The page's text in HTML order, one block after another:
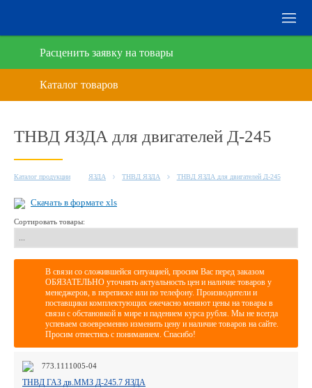
Расценить заявку на товары
ТНВД ЯЗДА для двигателей Д-245
Каталог продукции ЯЗДА ТНВД ЯЗДА ТНВД ЯЗДА для двигателей Д-245
Скачать в формате xls
Сортировать товары:
В связи со сложившейся ситуацией, просим Вас перед заказом
ОБЯЗАТЕЛЬНО уточнять актуальность цен и наличие товаров у
менеджеров, в переписке или по телефону. Производители и
поставщики комплектующих ежечасно меняют цены на товары в
связи с обстановкой в мире и падением курса рубля. Мы не всегда
успеваем своевременно изменить цену и наличие товаров на сайте.
Просим отнестись с пониманием. Спасибо!
773.1111005-04
ТНВД ГАЗ дв.ММЗ Д-245.7 ЯЗДА